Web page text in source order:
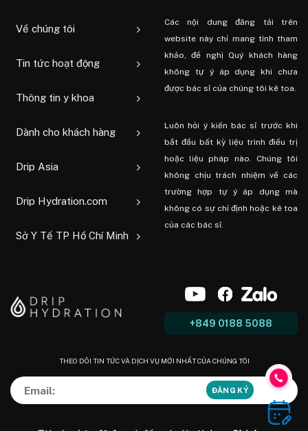
Về chúng tôi
Tin tức hoạt động
Thông tin y khoa
Dành cho khách hàng
Drip Asia
Drip Hydration.com
Sở Y Tế TP Hồ Chí Minh
Các nội dung đăng tải trên
website này chỉ mang tính tham
khảo, đề nghị Quý khách hàng
không tự ý áp dụng khi chưa
được bác sĩ của chúng tôi kê toa.
Luôn hỏi ý kiến ​​bác sĩ trước khi
bắt đầu bất kỳ liệu trình điều trị
hoặc liệu pháp nào. Chúng tôi
không chịu trách nhiệm về các
trường hợp tự ý áp dụng mà
không có sự chỉ định hoặc kê toa
của các bác sĩ.
+849 0188 5088
THEO DÕI TIN TỨC VÀ DỊCH VỤ MỚI NHẤT CỦA CHÚNG TÔI